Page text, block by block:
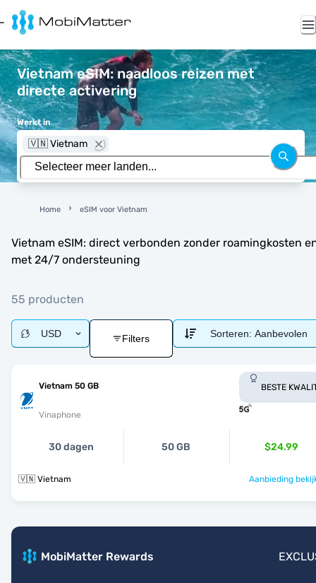
Vietnam eSIM: naadloos reizen met
directe activering
Werkt in
🇻🇳 Vietnam
Home eSIM voor Vietnam
Vietnam eSIM: direct verbonden zonder roamingkosten
met 24/7 ondersteuning
55 producten
USD Filters Sorteren: Aanbevolen
Vietnam 50 GB
Vinaphone
BESTE
30 dagen 50 GB $24.99
🇻🇳 Vietnam Aanbieding
MobiMatter Rewards